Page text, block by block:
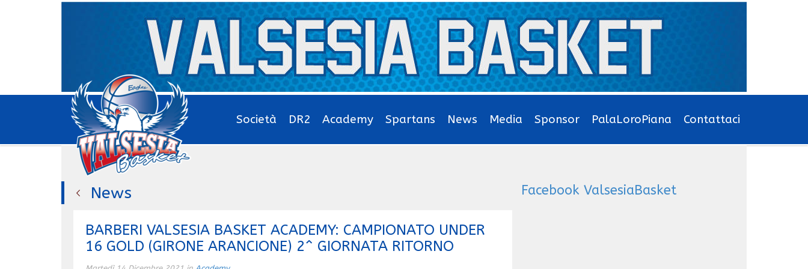
Società DR2 Academy Spartans News Media Sponsor PalaLoroPiana Contattaci
News
BARBERI VALSESIA BASKET ACADEMY: CAMPIONATO UNDER
16 GOLD (GIRONE ARANCIONE) 2^ GIORNATA RITORNO
Facebook ValsesiaBasket